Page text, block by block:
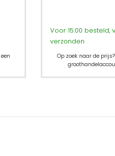
Voor 15:00 besteld,
verzonden
Op zoek naar de